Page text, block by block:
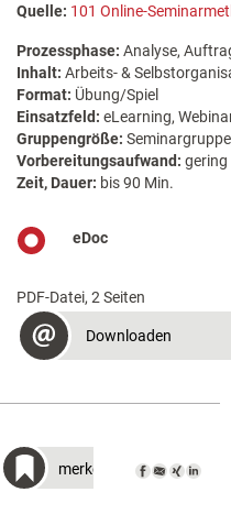
Quelle: 101 Online-
Prozessphase: Analyse,
Inhalt: Arbeits- &
Format: Übung/Spiel
Einsatzfeld: eLearning,
Gruppengröße:
Vorbereitungsaufwand: gering
Zeit, Dauer: bis 90 Min.
eDoc
PDF-Datei, 2 Seiten
Downloaden
merken